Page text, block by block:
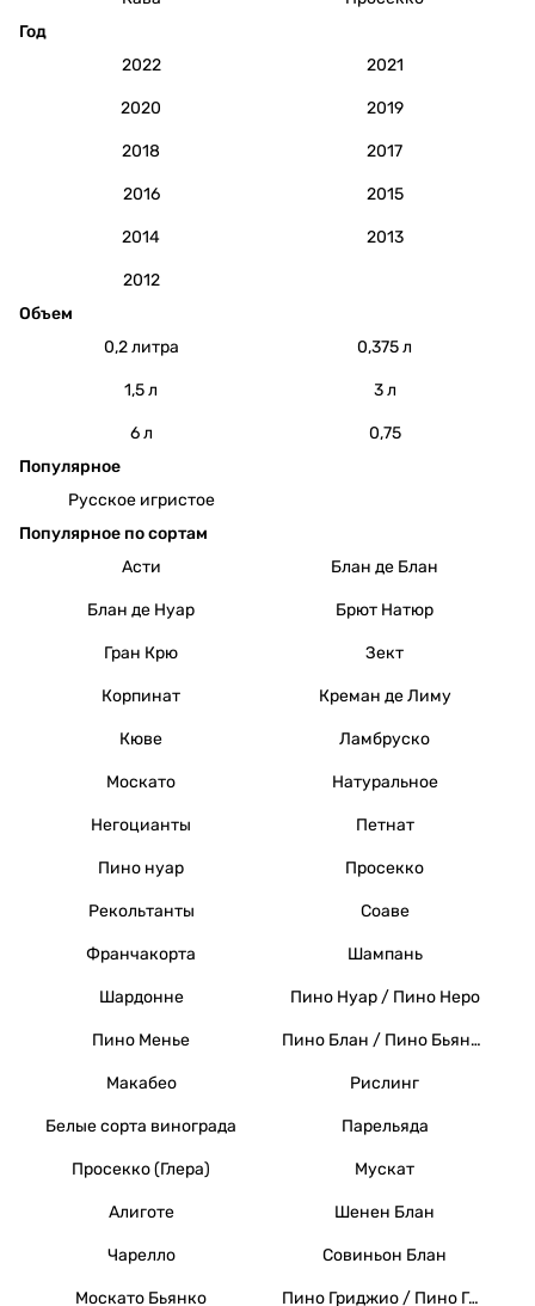
Год
2022
2021
2020 2019
2018 2017
2016 2015
2014 2013
2012
Объем
0,2 литра
0,375 л
1,5 л 3 л
6 л
0,75
Популярное
Русское игристое
Популярное по сортам
Асти
Блан де Блан
Блан де Нуар Брют Натюр
Гран Крю Зект
Корпинат Креман де Лиму
Кюве Ламбруско
Москато Натуральное
Негоцианты Петнат
Пино нуар Просекко
Рекольтанты Соаве
Франчакорта Шампань
Шардонне Пино Нуар / Пино Неро
Пино Менье Пино Блан / Пино Бьянко / Вайссер Бургундер
Макабео Рислинг
Белые сорта винограда Парельяда
Просекко (Глера) Мускат
Алиготе Шенен Блан
Чарелло Совиньон Блан
Москато Бьянко Пино Гриджио / Пино Гри